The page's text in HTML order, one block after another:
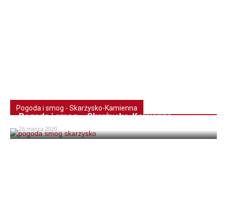
Pogoda i smog - Skarżysko-Kamienna
Pogoda i smog – Skarżysko-Kamienna
26 marca 2020